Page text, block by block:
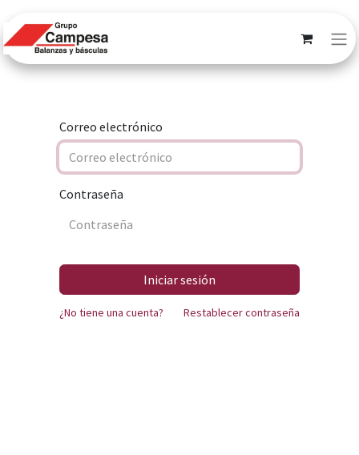
Correo electrónico
Contraseña
Iniciar sesión
¿No tiene una cuenta? Restablecer contraseña